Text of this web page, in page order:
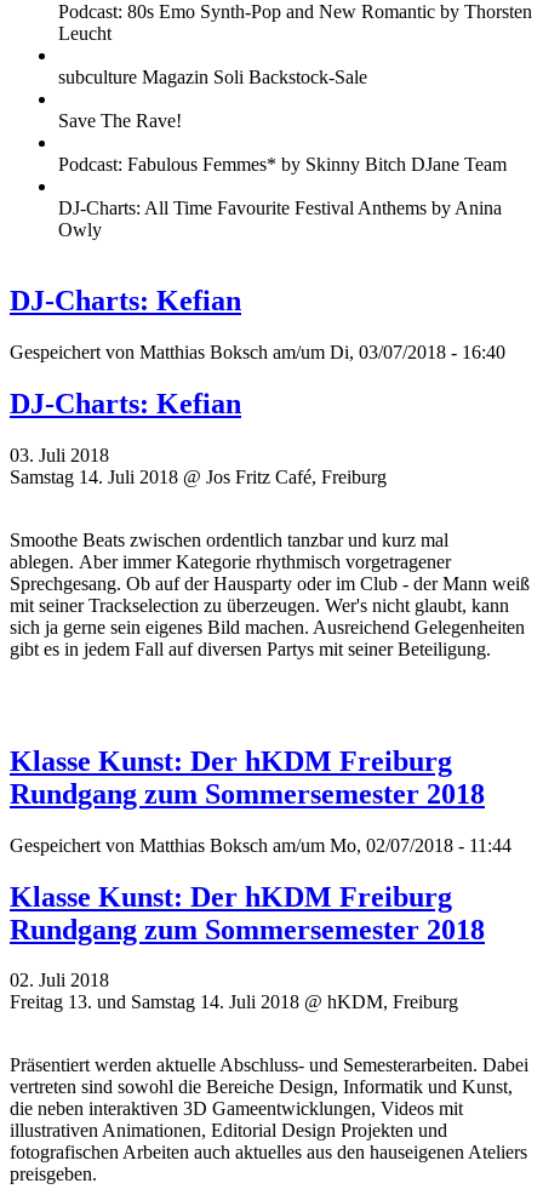
Podcast: 80s Emo Synth-Pop and New Romantic by Thorsten
Leucht
subculture Magazin Soli Backstock-Sale
Save The Rave!
Podcast: Fabulous Femmes* by Skinny Bitch DJane Team
DJ-Charts: All Time Favourite Festival Anthems by Anina
Owly
DJ-Charts: Kefian
Gespeichert von Matthias Boksch am/um Di, 03/07/2018 - 16:40
DJ-Charts: Kefian
03. Juli 2018
Samstag 14. Juli 2018 @ Jos Fritz Café, Freiburg
Smoothe Beats zwischen ordentlich tanzbar und kurz mal
ablegen. Aber immer Kategorie rhythmisch vorgetragener
Sprechgesang. Ob auf der Hausparty oder im Club - der Mann weiß
mit seiner Trackselection zu überzeugen. Wer's nicht glaubt, kann
sich ja gerne sein eigenes Bild machen. Ausreichend Gelegenheiten
gibt es in jedem Fall auf diversen Partys mit seiner Beteiligung.
Klasse Kunst: Der hKDM Freiburg
Rundgang zum Sommersemester 2018
Gespeichert von Matthias Boksch am/um Mo, 02/07/2018 - 11:44
Klasse Kunst: Der hKDM Freiburg
Rundgang zum Sommersemester 2018
02. Juli 2018
Freitag 13. und Samstag 14. Juli 2018 @ hKDM, Freiburg
Präsentiert werden aktuelle Abschluss- und Semesterarbeiten. Dabei
vertreten sind sowohl die Bereiche Design, Informatik und Kunst,
die neben interaktiven 3D Gameentwicklungen, Videos mit
illustrativen Animationen, Editorial Design Projekten und
fotografischen Arbeiten auch aktuelles aus den hauseigenen Ateliers
preisgeben.